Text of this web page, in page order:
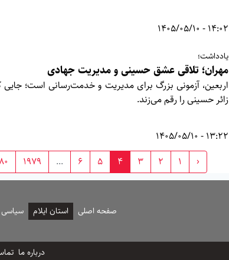
14:02 - 1405/05/10
یادداشت؛
مهران؛ تلاقی عشق حسینی و مدیریت جهادی
اربعین، آزمونی بزرگ برای مدیریت و خدمت‌رسانی است؛
زائر حسینی را رقم می‌زند.
13:22 - 1405/05/10
‹
1
2
3
4
5
6
...
1979
صفحه اصلی استان ایلام سیاسی
درباره ما